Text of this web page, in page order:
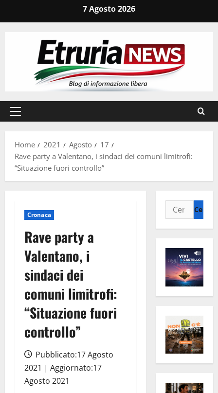
7 Agosto 2026
Menu
Home
2021 Agosto
17
Rave party a Valentano, i sindaci dei comuni limitrofi:
“Situazione fuori controllo”
Cronaca
Rave party a
Valentano, i
sindaci dei
comuni limitrofi:
“Situazione fuori
controllo”
Pubblicato:17 Agosto
2021 | Aggiornato:17
Agosto 2021
Ricerca
per: